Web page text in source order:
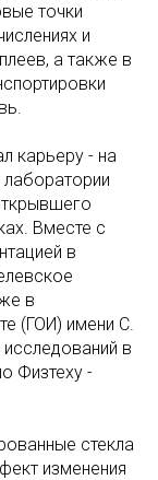
точки
и
а также в
карьеру - на
Вместе с
в
в
(ГОИ) имени С.
в
Физтеху -
стекла
изменения